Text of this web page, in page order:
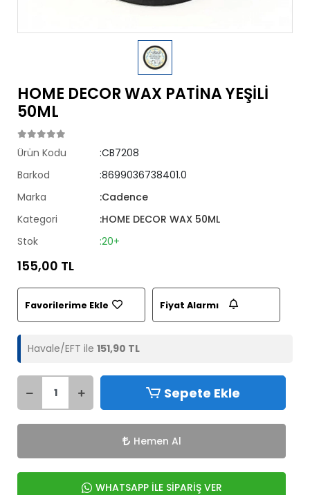
HOME DECOR WAX PATİNA YEŞİLİ
50ML
Ürün Kodu
:CB7208
Barkod
:8699036738401.0
Marka
:Cadence
Kategori
:HOME DECOR WAX 50ML
Stok
:20+
155,00 TL
Favorilerime Ekle Fiyat Alarmı
Havale/EFT ile 151,90 TL
Sepete Ekle
Hemen Al
WHATSAPP İLE SİPARİŞ VER